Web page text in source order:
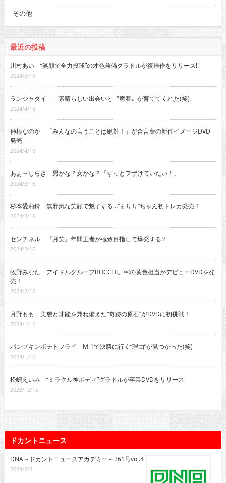
その他
最近の投稿
川村あい “笑顔で全力投球”の才色兼備グラドルが復帰作をリリース!!
2024/5/16
ランジャタイ 「素晴らしい出会いと〝癒着〟が育ててくれた(笑)」
2024/4/16
仲根なのか 「みんなの言うことは絶対！」が合言葉の新作イメージDVD
発売
2024/4/16
あぁ～しらき 男かな？女かな？「ずっとフザけていたい！」
2024/3/16
杉本愛莉鈴 無邪気な笑顔で魅了する…“まりり”ちゃん初トレカ発売！
2024/3/16
センチネル 『月笑』年間王者が極致目指して爆発する!?
2024/2/16
牧野みなた アイドルグループBOCCHI。￼の黄色担当がデビューDVDを発
売！
2024/2/16
月野もも 美貌と才能を兼ね備えた“奇跡の原石”がDVDに初挑戦！
2024/1/16
パンプキンポテトフライ M-1で決勝に行く“理由”が見つかった(笑)
2024/1/16
松嶋えいみ “ミラクル神ボディ”グラドルが卒業DVDをリリース
2023/12/15
ドカントニュース
DNA～ドカントニュースアカデミー～261号vol.4
2024/6/3